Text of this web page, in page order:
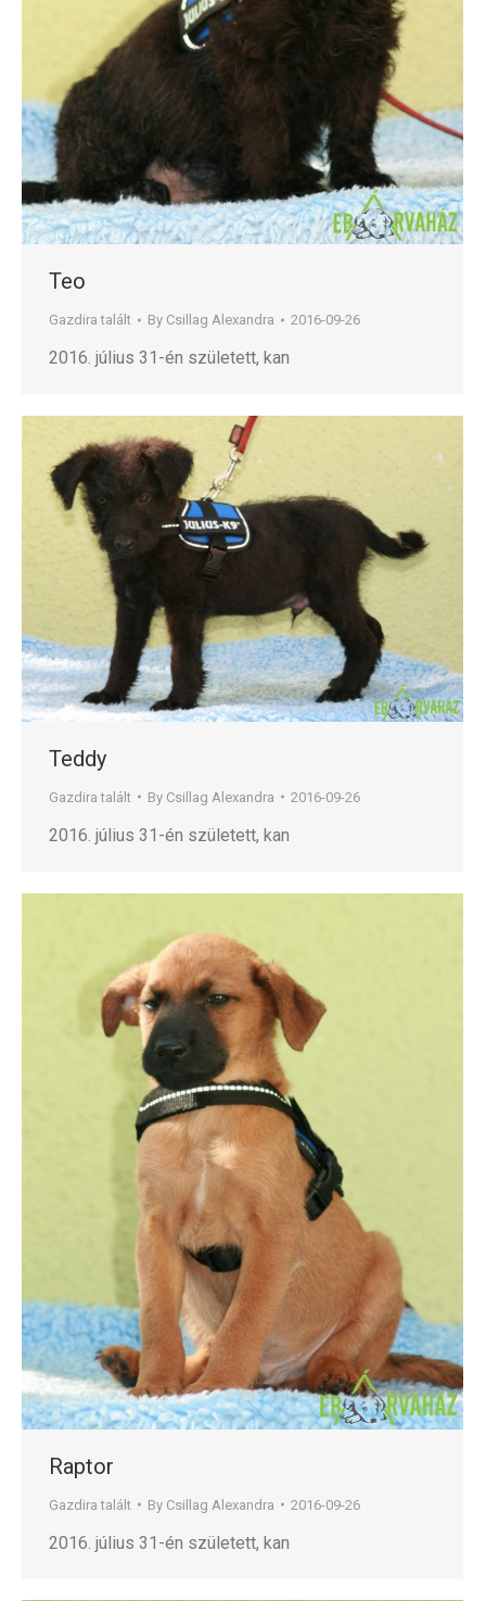
Teo
Gazdira talált By Csillag Alexandra 2016-09-26
2016. július 31-én született, kan
Teddy
Gazdira talált By Csillag Alexandra 2016-09-26
2016. július 31-én született, kan
Raptor
Gazdira talált By Csillag Alexandra 2016-09-26
2016. július 31-én született, kan